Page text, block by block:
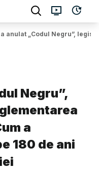
a anulat „Codul Negru”,
Negru”,
a
180 de ani